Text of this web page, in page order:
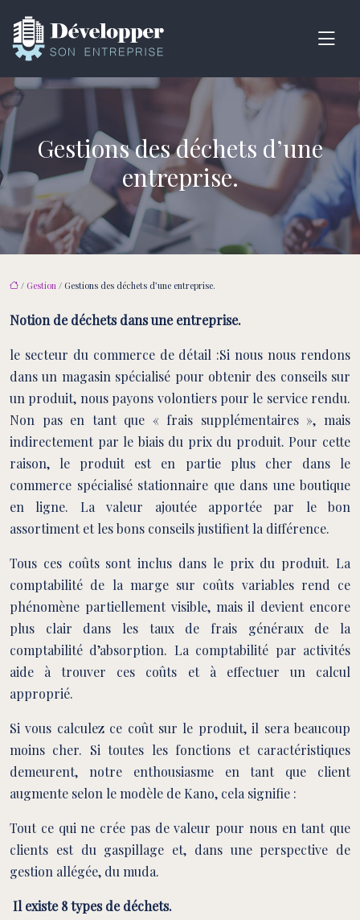
Gestions des déchets d’une
entreprise.
/ Gestion / Gestions des déchets d’une entreprise.
Notion de déchets dans une entreprise.
le secteur du commerce de détail :Si nous nous rendons
dans un magasin spécialisé pour obtenir des conseils sur
un produit, nous payons volontiers pour le service rendu.
Non pas en tant que « frais supplémentaires », mais
indirectement par le biais du prix du produit. Pour cette
raison, le produit est en partie plus cher dans le
commerce spécialisé stationnaire que dans une boutique
en ligne. La valeur ajoutée apportée par le bon
assortiment et les bons conseils justifient la différence.
Tous ces coûts sont inclus dans le prix du produit. La
comptabilité de la marge sur coûts variables rend ce
phénomène partiellement visible, mais il devient encore
plus clair dans les taux de frais généraux de la
comptabilité d’absorption. La comptabilité par activités
aide à trouver ces coûts et à effectuer un calcul
approprié.
Si vous calculez ce coût sur le produit, il sera beaucoup
moins cher. Si toutes les fonctions et caractéristiques
demeurent, notre enthousiasme en tant que client
augmente selon le modèle de Kano, cela signifie :
Tout ce qui ne crée pas de valeur pour nous en tant que
clients est du gaspillage et, dans une perspective de
gestion allégée, du muda.
Il existe 8 types de déchets.